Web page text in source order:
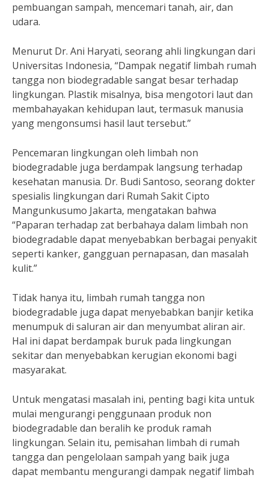
pembuangan sampah, mencemari tanah, air, dan
udara.
Menurut Dr. Ani Haryati, seorang ahli lingkungan dari
Universitas Indonesia, “Dampak negatif limbah rumah
tangga non biodegradable sangat besar terhadap
lingkungan. Plastik misalnya, bisa mengotori laut dan
membahayakan kehidupan laut, termasuk manusia
yang mengonsumsi hasil laut tersebut.”
Pencemaran lingkungan oleh limbah non
biodegradable juga berdampak langsung terhadap
kesehatan manusia. Dr. Budi Santoso, seorang dokter
spesialis lingkungan dari Rumah Sakit Cipto
Mangunkusumo Jakarta, mengatakan bahwa
“Paparan terhadap zat berbahaya dalam limbah non
biodegradable dapat menyebabkan berbagai penyakit
seperti kanker, gangguan pernapasan, dan masalah
kulit.”
Tidak hanya itu, limbah rumah tangga non
biodegradable juga dapat menyebabkan banjir ketika
menumpuk di saluran air dan menyumbat aliran air.
Hal ini dapat berdampak buruk pada lingkungan
sekitar dan menyebabkan kerugian ekonomi bagi
masyarakat.
Untuk mengatasi masalah ini, penting bagi kita untuk
mulai mengurangi penggunaan produk non
biodegradable dan beralih ke produk ramah
lingkungan. Selain itu, pemisahan limbah di rumah
tangga dan pengelolaan sampah yang baik juga
dapat membantu mengurangi dampak negatif limbah